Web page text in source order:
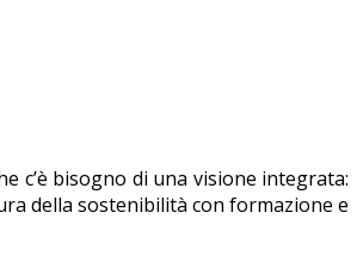
c’è bisogno di una visione integrata:
della sostenibilità con formazione e